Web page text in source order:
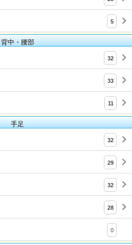
5
背中・腰部
32
33
11
手足
32
29
32
28
0